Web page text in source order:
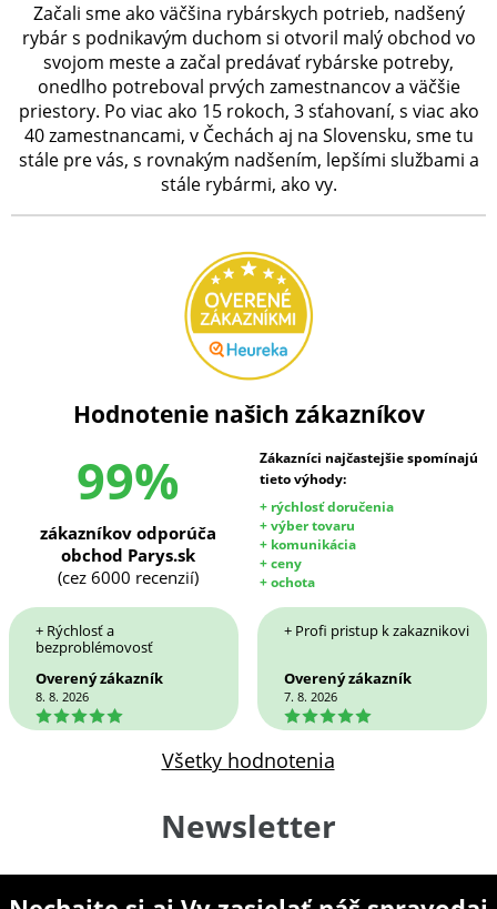
Začali sme ako väčšina rybárskych potrieb, nadšený
rybár s podnikavým duchom si otvoril malý obchod vo
svojom meste a začal predávať rybárske potreby,
onedlho potreboval prvých zamestnancov a väčšie
priestory. Po viac ako 15 rokoch, 3 sťahovaní, s viac ako
40 zamestnancami, v Čechách aj na Slovensku, sme tu
stále pre vás, s rovnakým nadšením, lepšími službami a
stále rybármi, ako vy.
Hodnotenie našich zákazníkov
99%
Zákazníci najčastejšie spomínajú
tieto výhody:
+ rýchlosť doručenia
+ výber tovaru
+ komunikácia
+ ceny
+ ochota
zákazníkov odporúča
obchod Parys.sk
(cez 6000 recenzií)
+ Rýchlosť a
bezproblémovosť
Overený zákazník
8. 8. 2026
5
+ Profi pristup k zakaznikovi
Overený zákazník
7. 8. 2026
5
Všetky hodnotenia
Newsletter